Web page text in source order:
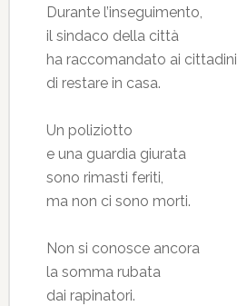
Durante l’inseguimento,
il sindaco della città
ha raccomandato ai cittadini
di restare in casa.
Un poliziotto
e una guardia giurata
sono rimasti feriti,
ma non ci sono morti.
Non si conosce ancora
la somma rubata
dai rapinatori.